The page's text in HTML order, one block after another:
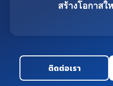
สร้างโอกาสใ
ติดต่อเรา